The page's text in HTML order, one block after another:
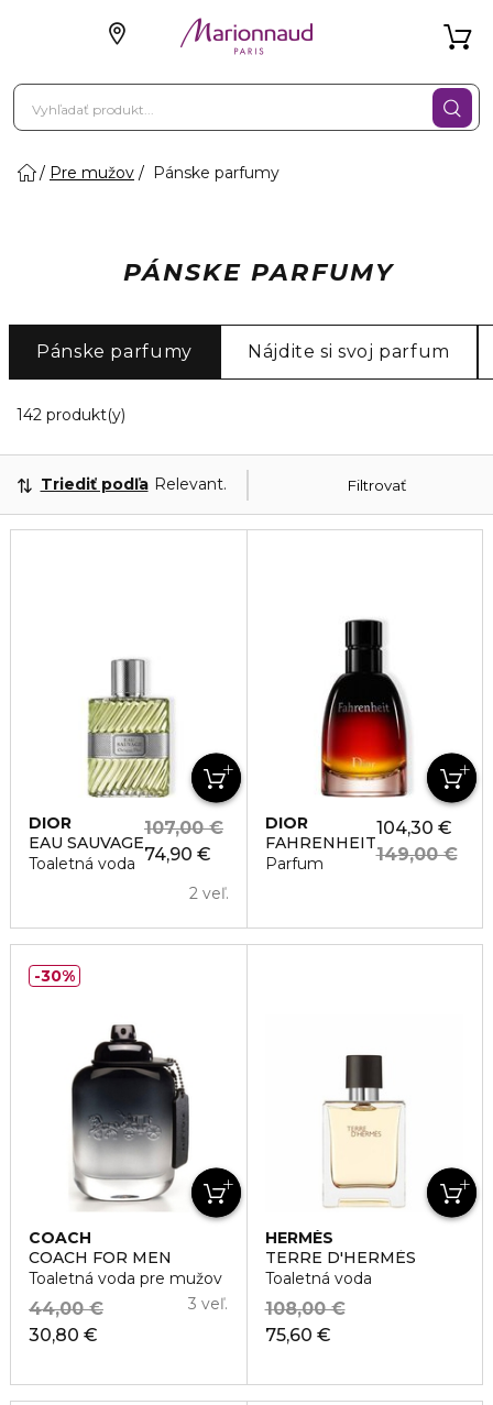
Pre mužov Pánske parfumy
PÁNSKE PARFUMY
Pánske parfumy Nájdite si svoj parfum
142 produkt(y)
Filtrovať
Triediť podľa Relevantnosť
DIOR
EAU SAUVAGE
Toaletná voda 74,90 €
107,00 €
2 veľ.
DIOR
FAHRENHEIT
Parfum
104,30 €
149,00 €
COACH
COACH FOR MEN
Toaletná voda pre mužov
30,80 €
44,00 € 3 veľ.
30%
HERMÈS
TERRE D'HERMÈS
Toaletná voda
75,60 €
108,00 €